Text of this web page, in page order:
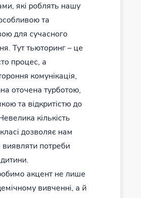
які роблять нашу
та
для сучасного
Тут тьюторинг – це
процес, а
комунікація,
оточена турботою,
та відкритістю до
кількість
дозволяє нам
потреби
акцент не лише
вивченні, а й